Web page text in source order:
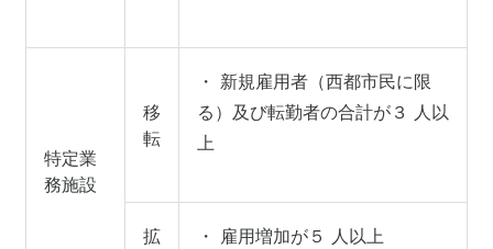
特定業
務施設
移
転
・ 新規雇用者（西都市民に限
る）及び転勤者の合計が３ 人以
上
拡
・ 雇用増加が５ 人以上